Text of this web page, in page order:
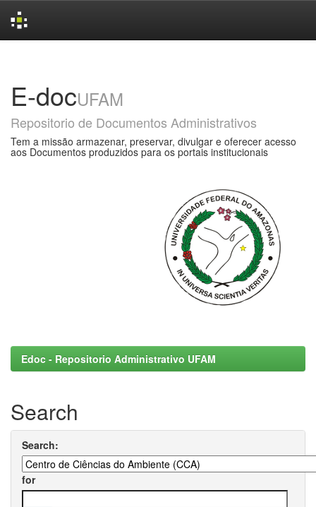
E-docUFAM
Repositorio de Documentos Administrativos
Tem a missão armazenar, preservar, divulgar e oferecer acesso
aos Documentos produzidos para os portais institucionais
Edoc - Repositorio Administrativo UFAM
Search
Search:
for